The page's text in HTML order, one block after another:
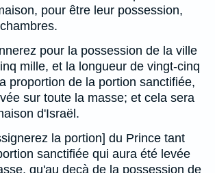
pour être leur possession,
pour la possession de la ville
mille, et la longueur de vingt-cinq
proportion de la portion sanctifiée,
sur toute la masse; et cela sera
d'Israël.
la portion] du Prince tant
sanctifiée qui aura été levée
qu'au deçà de la possession de